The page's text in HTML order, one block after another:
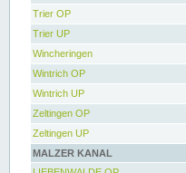
Trier OP
Trier UP
Wincheringen
Wintrich OP
Wintrich UP
Zeltingen OP
Zeltingen UP
MALZER KANAL